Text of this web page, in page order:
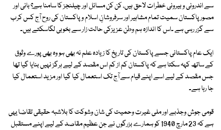
سے اندرونی و بیرونی خطرات لاحق ہیں، کن کن مسائل اور چیلنجز کا سامنا ہے؟ بانی اور
مصور پاکستان سمیت تمام مشاہیر اور سرفروشانِ اسلام و پاکستان کی روح آج کس کرب
سے گزر رہی ہے ۔اس کا اندازہ ہم وطن عزیزکی حالت زار سے بخوبی لگاسکتے ہیں۔
ایک عام پاکستانی جسے پاکستان کی تاریخ کا زیادہ علم نہ بھی ہو وہ بھی پورے وثوق
کے ساتھ کہہ سکتا ہے کہ پاکستان کم از کم اس مقصد کے لیے ہرگز نہیں بنایا گیا تھا
جس مقصد کے لیے اسے اپنے قیام سے آج تک استعمال کیا گیا اور مزید استعمال کیا
جا رہا ہے۔
قومی جوش وجذبے اور ملی غیرت وحمیت کی شان وشوکت کا بلاشبہ حقیقی تقاضا یہی
ہے کہ 23 مارچ 1940 کو ہمارے بزرگوں نے جن عظیم مقاصد کے لیے اپنے مستقبل